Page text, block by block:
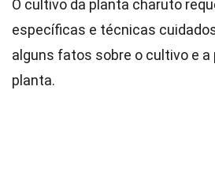
O cultivo da planta charuto
específicas e técnicas
alguns fatos sobre o cultivo e a
planta.